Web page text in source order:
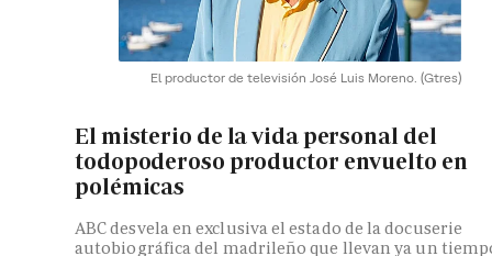
El productor de televisión José Luis Moreno. (Gtres)
El misterio de la vida personal del
todopoderoso productor envuelto en
polémicas
ABC desvela en exclusiva el estado de la docuserie
autobiográfica del madrileño que llevan ya un